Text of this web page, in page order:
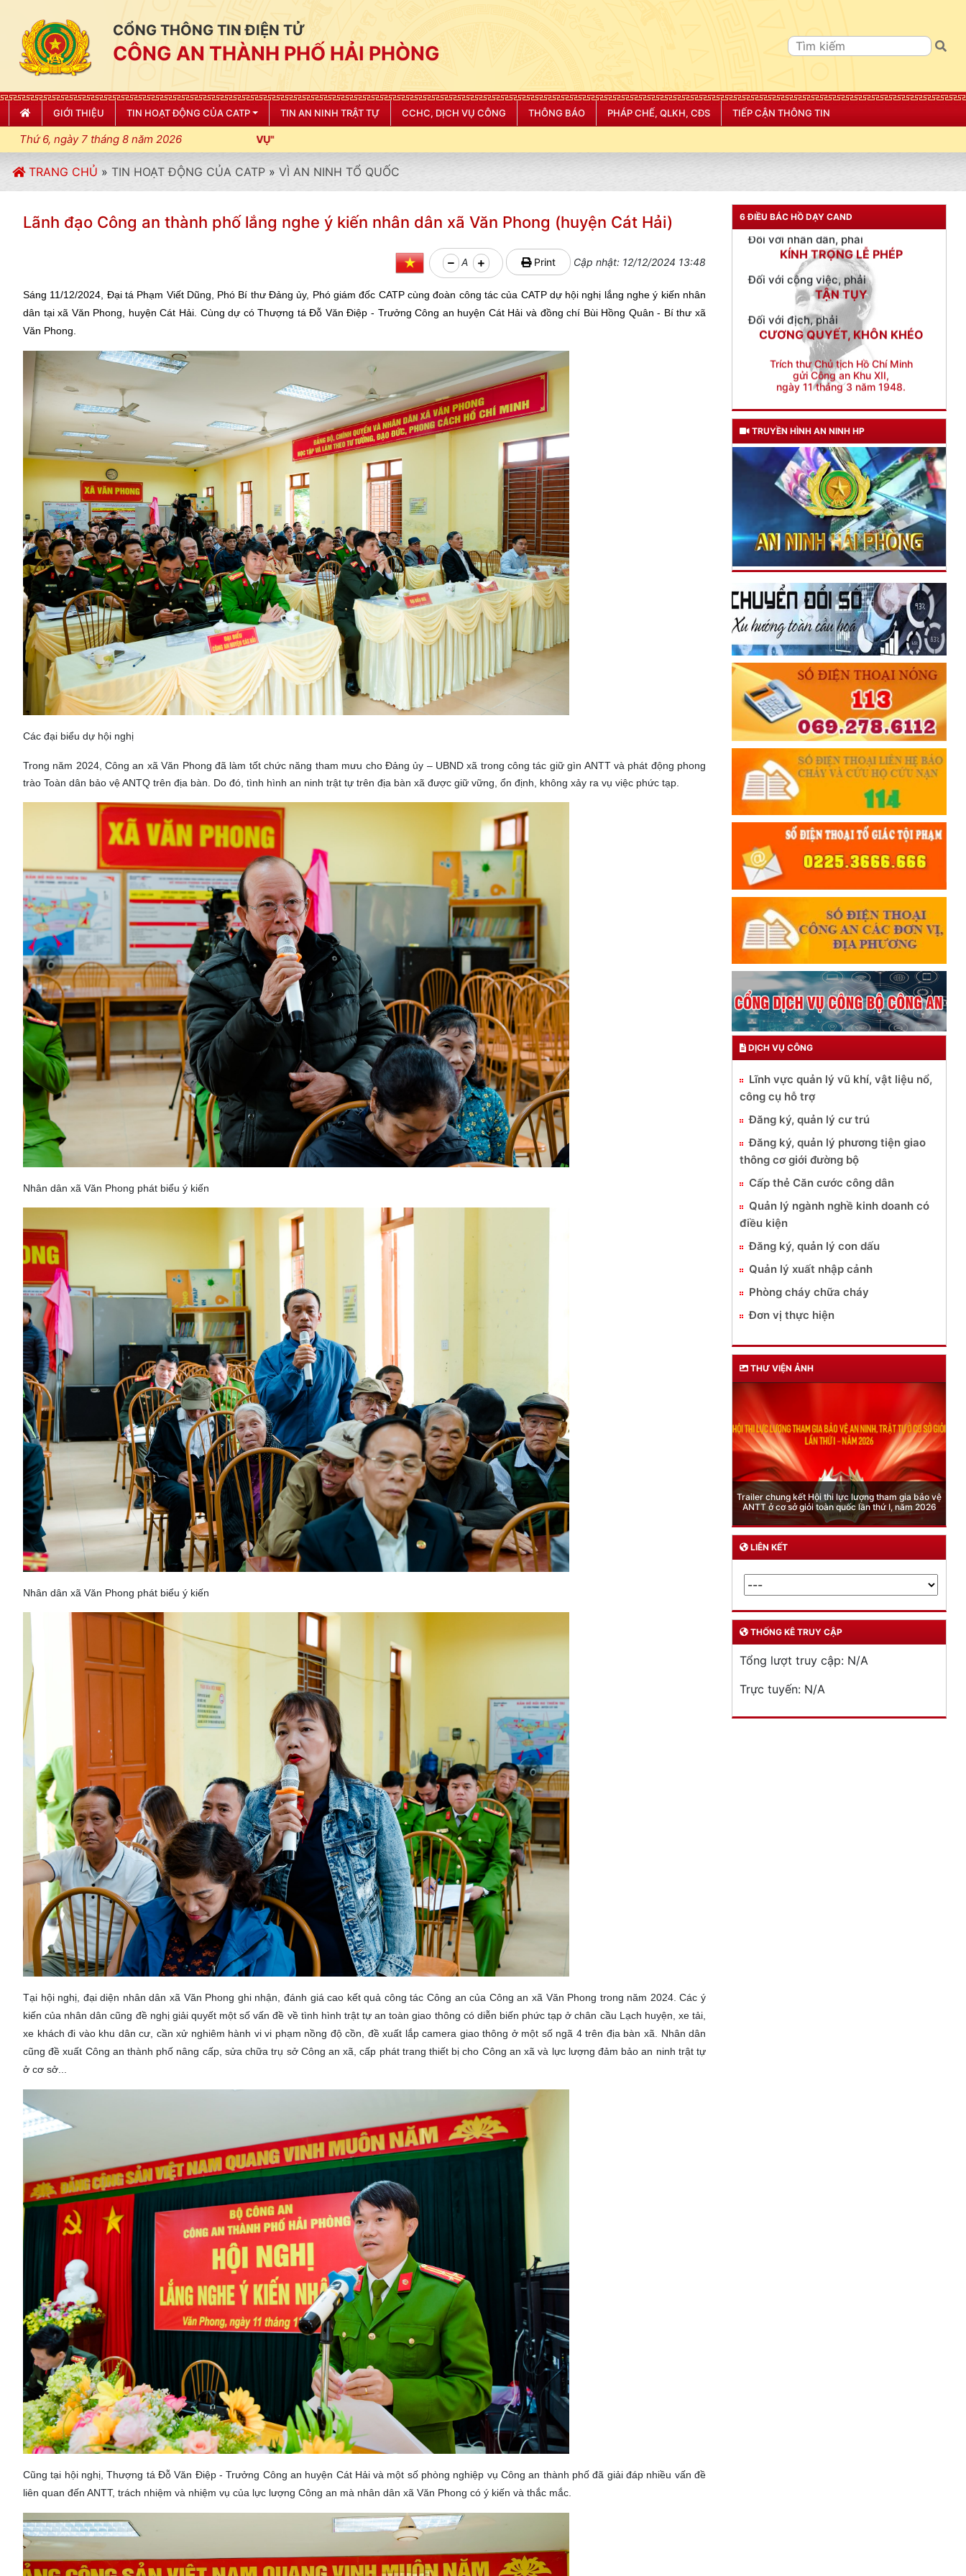
CỔNG THÔNG TIN ĐIỆN TỬ
CÔNG AN THÀNH PHỐ HẢI PHÒNG
GIỚI THIỆU TIN HOẠT ĐỘNG CỦA CATP TIN AN NINH TRẬT TỰ CCHC, DỊCH VỤ CÔNG THÔNG BÁO PHÁP CHẾ, QLKH, CĐS TIẾP CẬN THÔNG TIN
Thứ 6, ngày 7 tháng 8 năm 2026
TRANG CHỦ » TIN HOẠT ĐỘNG CỦA CATP » VÌ AN NINH TỔ QUỐC
Lãnh đạo Công an thành phố lắng nghe ý kiến nhân dân xã Văn Phong (huyện Cát Hải)
A Print Cập nhật: 12/12/2024 13:48
Sáng 11/12/2024, Đại tá Phạm Viết Dũng, Phó Bí thư Đảng ủy, Phó giám đốc CATP cùng đoàn công tác của CATP dự hội nghị lắng nghe ý kiến nhân
dân tại xã Văn Phong, huyện Cát Hải. Cùng dự có Thượng tá Đỗ Văn Điệp - Trưởng Công an huyện Cát Hải và đồng chí Bùi Hồng Quân - Bí thư xã
Văn Phong.
Các đại biểu dự hội nghị
Trong năm 2024, Công an xã Văn Phong đã làm tốt chức năng tham mưu cho Đảng ủy – UBND xã trong công tác giữ gìn ANTT và phát động phong
trào Toàn dân bảo vệ ANTQ trên địa bàn. Do đó, tình hình an ninh trật tự trên địa bàn xã được giữ vững, ổn định, không xảy ra vụ việc phức tạp.
Nhân dân xã Văn Phong phát biểu ý kiến
Nhân dân xã Văn Phong phát biểu ý kiến
Tại hội nghị, đại diện nhân dân xã Văn Phong ghi nhận, đánh giá cao kết quả công tác Công an của Công an xã Văn Phong trong năm 2024.Các ý
kiến của nhân dân cũng đề nghị giải quyết một số vấn đề về tình hình trật tự an toàn giao thông có diễn biến phức tạp ở chân cầu Lạch huyện, xe tải,
xe khách đi vào khu dân cư, cần xử nghiêm hành vi vi phạm nồng độ cồn, đề xuất lắp camera giao thông ở một số ngã 4 trên địa bàn xã. Nhân dân
cũng đề xuất Công an thành phố nâng cấp, sửa chữa trụ sở Công an xã, cấp phát trang thiết bị cho Công an xã và lực lượng đảm bảo an ninh trật tự
ở cơ sở...
Cũng tại hội nghị, Thượng tá Đỗ Văn Điệp - Trưởng Công an huyện Cát Hải và một số phòng nghiệp vụ Công an thành phố đã giải đáp nhiều vấn đề
liên quan đến ANTT, trách nhiệm và nhiệm vụ của lực lượng Công an mà nhân dân xã Văn Phong có ý kiến và thắc mắc.
6 ĐIỀU BÁC HỒ DẠY CAND
Đối với tự mình, phải
CẦN, KIỆM, LIÊM, CHÍNH
THÂN ÁI GIÚP ĐỠ
Đối với chính phủ, phải
TUYỆT ĐỐI TRUNG THÀNH
Đối với nhân dân, phải
Đối với công việc, phải
TẬN TỤY
Đối với địch, phải
CƯƠNG QUYẾT, KHÔN KHÉO
Trích thư Chủ tịch Hồ Chí Minh
gửi Công an Khu XII,
ngày 11 tháng 3 năm 1948.
TRUYỀN HÌNH AN NINH HP
DỊCH VỤ CÔNG
Lĩnh vực quản lý vũ khí, vật liệu nổ,
công cụ hỗ trợ
Đăng ký, quản lý cư trú
Đăng ký, quản lý phương tiện giao
thông cơ giới đường bộ
Cấp thẻ Căn cước công dân
Quản lý ngành nghề kinh doanh có
điều kiện
Đăng ký, quản lý con dấu
Quản lý xuất nhập cảnh
Phòng cháy chữa cháy
Đơn vị thực hiện
THƯ VIỆN ẢNH
Phòng Quản lý xuất nhập cảnh: Hướng dẫn những
quy định mới trong lĩnh vực xuất cảnh, nhập cảnh
của công dân việt nam từ ngày 01/7/2026
LIÊN KẾT
THỐNG KÊ TRUY CẬP
Tổng lượt truy cập: N/A
Trực tuyến: N/A